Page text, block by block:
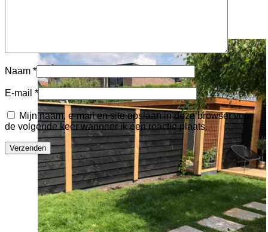
Naam *
E-mail *
Mijn naam, e-mail en site opslaan in deze browser voor
de volgende keer wanneer ik een reactie plaats.